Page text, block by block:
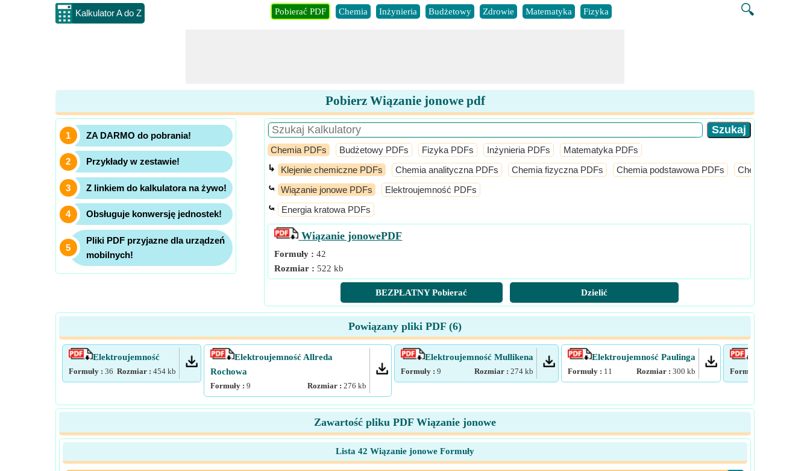
Kalkulator A do Z 🔍
Pobierać PDF Chemia Inżynieria Budżetowy Zdrowie Matematyka Fizyka
Pobierz Wiązanie jonowe pdf
ZA DARMO do pobrania!
Przykłady w zestawie!
Z linkiem do kalkulatora na żywo!
Obsługuje konwersję jednostek!
Pliki PDF przyjazne dla urządzeń
mobilnych!
Chemia PDFs Budżetowy PDFs Fizyka PDFs Inżynieria PDFs Matematyka PDFs
↳ Klejenie chemiczne PDFs Chemia analityczna PDFs Chemia fizyczna PDFs Chemia podstawowa PDFs Chemia
⤿ Wiązanie jonowe PDFs Elektroujemność PDFs
⤿ Energia kratowa PDFs
Wiązanie jonowePDF
Formuły :42
Rozmiar : 522 kb
BEZPŁATNY Pobierać Dzielić
Powiązany pliki PDF (6)
Elektroujemność
Formuły : 36 Rozmiar : 454 kb
Elektroujemność Allreda
Rochowa
Formuły : 9 Rozmiar : 276 kb
Elektroujemność Mullikena
Formuły : 9 Rozmiar : 274 kb
Elektroujemność Paulinga
Formuły : 11 Rozmiar : 300 kb Formuły :
Zawartość pliku PDF Wiązanie jonowe
Lista 42 Wiązanie jonowe Formuły